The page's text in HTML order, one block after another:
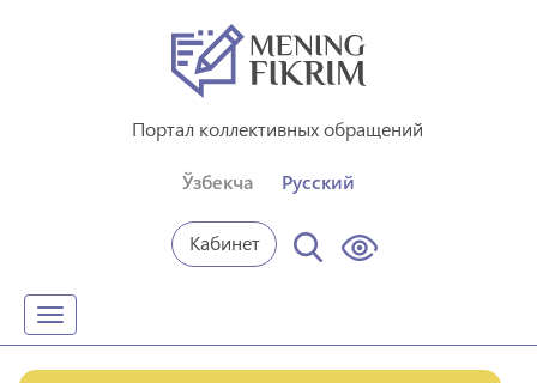
Портал коллективных обращений
Ўзбекча Русский
Кабинет
Toggle
navigation